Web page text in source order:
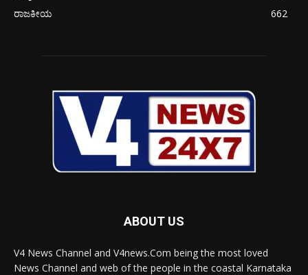
ರಾಜಕೀಯ
662
ABOUT US
V4 News Channel and V4news.Com being the most loved
News Channel and web of the people in the coastal Karnataka